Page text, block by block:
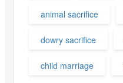
animal sacrifice
dowry sacrifice
child marriage